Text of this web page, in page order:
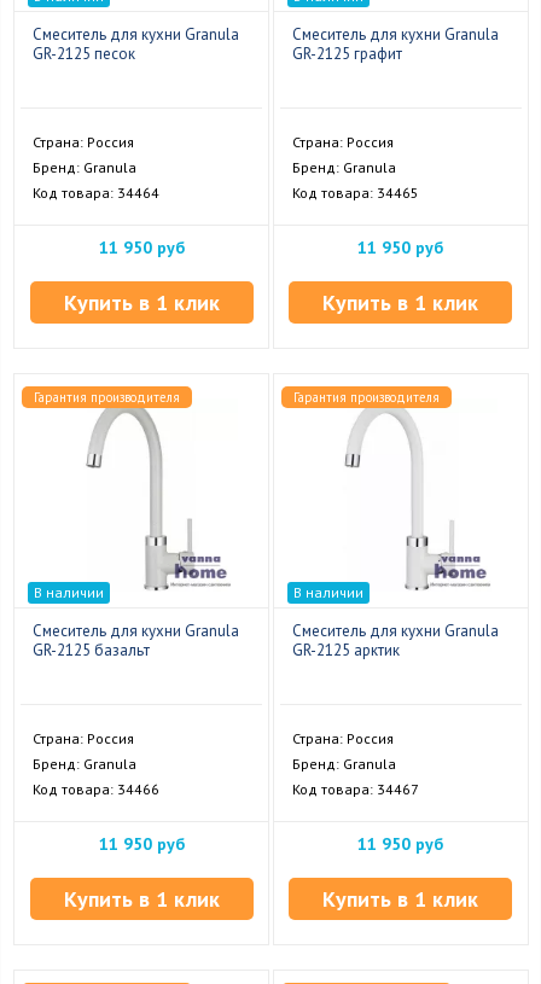
Смеситель для кухни Granula
GR-2125 песок
Страна: Россия
Бренд: Granula
Код товара: 34464
11 950 руб
Купить в 1 клик
Смеситель для кухни Granula
GR-2125 графит
Страна: Россия
Бренд: Granula
Код товара: 34465
11 950 руб
Купить в 1 клик
Гарантия производителя
В наличии
Смеситель для кухни Granula
GR-2125 базальт
Страна: Россия
Бренд: Granula
Код товара: 34466
11 950 руб
Купить в 1 клик
Гарантия производителя
В наличии
Смеситель для кухни Granula
GR-2125 арктик
Страна: Россия
Бренд: Granula
Код товара: 34467
11 950 руб
Купить в 1 клик